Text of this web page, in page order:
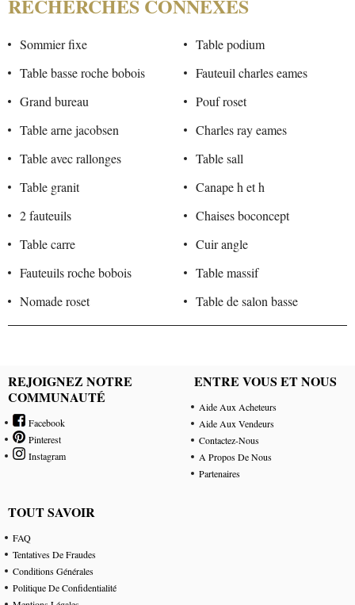
RECHERCHES CONNEXES
Sommier fixe
Table podium
Table basse roche bobois
Fauteuil charles eames
Grand bureau
Pouf roset
Table arne jacobsen
Charles ray eames
Table avec rallonges
Table sall
Table granit
Canape h et h
2 fauteuils
Chaises boconcept
Table carre
Cuir angle
Fauteuils roche bobois
Table massif
Nomade roset
Table de salon basse
REJOIGNEZ NOTRE
COMMUNAUTÉ
Facebook
Pinterest
Instagram
ENTRE VOUS ET NOUS
Aide Aux Acheteurs
Aide Aux Vendeurs
Contactez-Nous
A Propos De Nous
Partenaires
TOUT SAVOIR
FAQ
Tentatives De Fraudes
Conditions Générales
Politique De Confidentialité